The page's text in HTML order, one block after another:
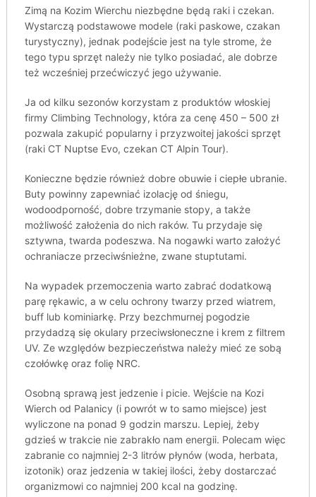
Zimą na Kozim Wierchu niezbędne będą raki i czekan.
Wystarczą podstawowe modele (raki paskowe, czakan
turystyczny), jednak podejście jest na tyle strome, że
tego typu sprzęt należy nie tylko posiadać, ale dobrze
też wcześniej przećwiczyć jego używanie.
Ja od kilku sezonów korzystam z produktów włoskiej
firmy Climbing Technology, która za cenę 450 – 500 zł
pozwala zakupić popularny i przyzwoitej jakości sprzęt
(raki CT Nuptse Evo, czekan CT Alpin Tour).
Konieczne będzie również dobre obuwie i ciepłe ubranie.
Buty powinny zapewniać izolację od śniegu,
wodoodporność, dobre trzymanie stopy, a także
możliwość założenia do nich raków. Tu przydaje się
sztywna, twarda podeszwa. Na nogawki warto założyć
ochraniacze przeciwśnieżne, zwane stuptutami.
Na wypadek przemoczenia warto zabrać dodatkową
parę rękawic, a w celu ochrony twarzy przed wiatrem,
buff lub kominiarkę. Przy bezchmurnej pogodzie
przydadzą się okulary przeciwsłoneczne i krem z filtrem
UV. Ze względów bezpieczeństwa należy mieć ze sobą
czołówkę oraz folię NRC.
Osobną sprawą jest jedzenie i picie. Wejście na Kozi
Wierch od Palanicy (i powrót w to samo miejsce) jest
wyliczone na ponad 9 godzin marszu. Lepiej, żeby
gdzieś w trakcie nie zabrakło nam energii. Polecam więc
zabranie co najmniej 2-3 litrów płynów (woda, herbata,
izotonik) oraz jedzenia w takiej ilości, żeby dostarczać
organizmowi co najmniej 200 kcal na godzinę.